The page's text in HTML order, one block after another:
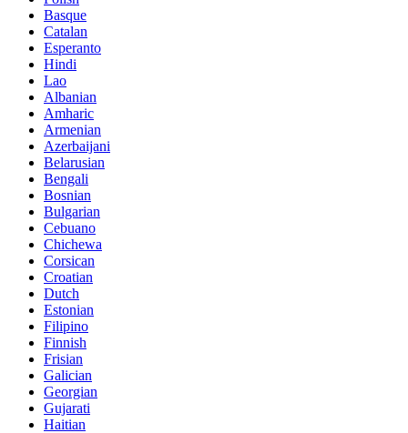
Basque
Catalan
Esperanto
Hindi
Lao
Albanian
Amharic
Armenian
Azerbaijani
Belarusian
Bengali
Bosnian
Bulgarian
Cebuano
Chichewa
Corsican
Croatian
Dutch
Estonian
Filipino
Finnish
Frisian
Galician
Georgian
Gujarati
Haitian